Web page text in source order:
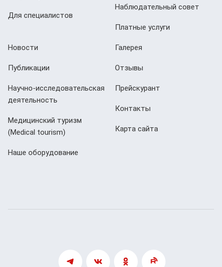
Для специалистов
Наблюдательный совет
Платные услуги
Новости
Публикации
Научно-исследовательская
деятельность
Медицинский туризм
(Мedical tourism)
Наше оборудование
Галерея
Отзывы
Прейскурант
Контакты
Карта сайта